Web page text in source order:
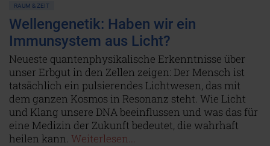
RAUM & ZEIT
Wellengenetik: Haben wir ein
Immunsystem aus Licht?
Neueste quantenphysikalische Erkenntnisse über
unser Erbgut in den Zellen zeigen: Der Mensch ist
tatsächlich ein pulsierendes Lichtwesen, das mit
dem ganzen Kosmos in Resonanz steht. Wie Licht
und Klang unsere DNA beeinflussen und was das für
eine Medizin der Zukunft bedeutet, die wahrhaft
heilen kann. Weiterlesen...